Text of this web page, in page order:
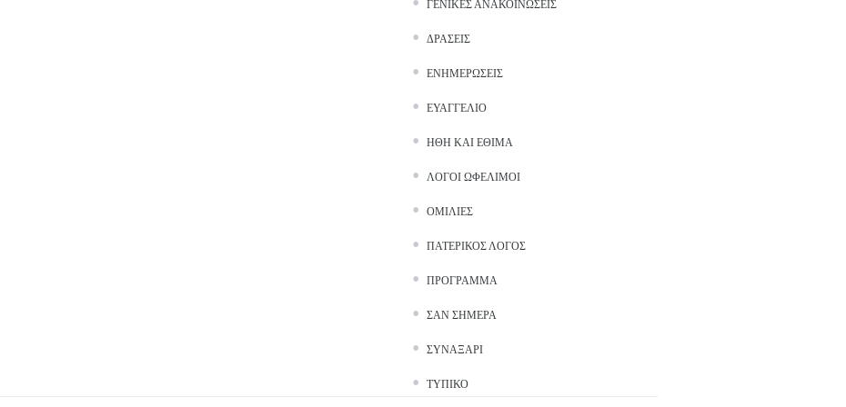
ΓΕΝΙΚΈΣ ΑΝΑΚΟΙΝΏΣΕΙΣ
ΔΡΆΣΕΙΣ
ΕΝΗΜΕΡΏΣΕΙΣ
ΕΥΑΓΓΈΛΙΟ
ΉΘΗ ΚΑΙ ΈΘΙΜΑ
ΛΌΓΟΙ ΩΦΈΛΙΜΟΙ
ΟΜΙΛΊΕΣ
ΠΑΤΕΡΙΚΌΣ ΛΌΓΟΣ
ΠΡΌΓΡΑΜΜΑ
ΣΑΝ ΣΉΜΕΡΑ
ΣΥΝΑΞΆΡΙ
ΤΥΠΙΚΌ